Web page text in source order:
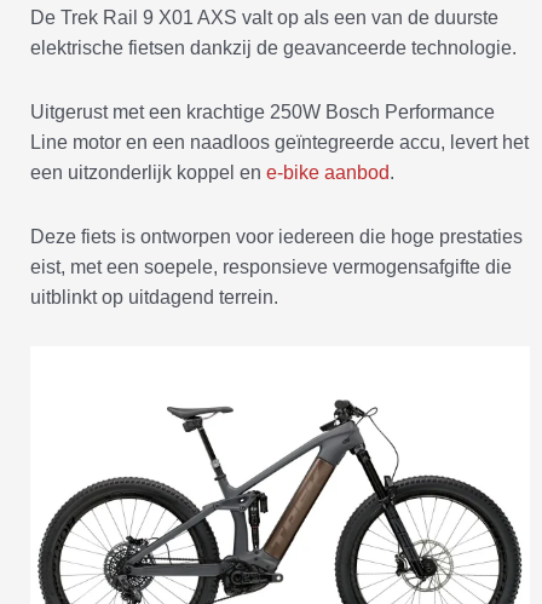
De Trek Rail 9 X01 AXS valt op als een van de duurste
elektrische fietsen dankzij de geavanceerde technologie.
Uitgerust met een krachtige 250W Bosch Performance
Line motor en een naadloos geïntegreerde accu, levert het
een uitzonderlijk koppel en e-bike aanbod.
Deze fiets is ontworpen voor iedereen die hoge prestaties
eist, met een soepele, responsieve vermogensafgifte die
uitblinkt op uitdagend terrein.